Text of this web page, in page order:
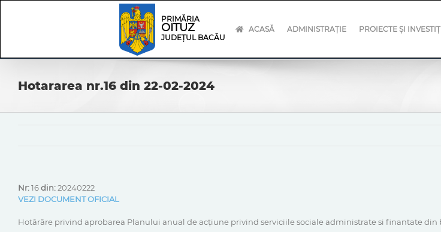
PRIMĂRIA
OITUZ
JUDEȚUL BACĂU
ACASĂ ADMINISTRAȚIE PROIECTE ȘI
Hotararea nr.16 din 22-02-2024
Nr:16din:20240222
VEZI DOCUMENT OFICIAL
Hotărâre privind aprobarea Planului anual de acțiune privind serviciile sociale administrate si finantate